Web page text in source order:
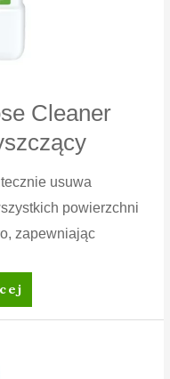
Cleaner
usuwa
powierzchni
zapewniając